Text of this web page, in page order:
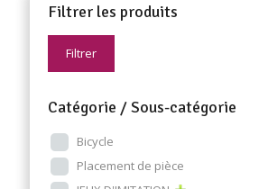
Filtrer les produits
Filtrer
Catégorie / Sous-catégorie
Bicycle
Placement de pièce